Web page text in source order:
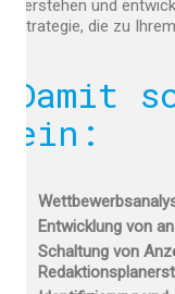
verstehen und
Strategie, die zu
Damit
ein:
Entwicklung von
Schaltung von